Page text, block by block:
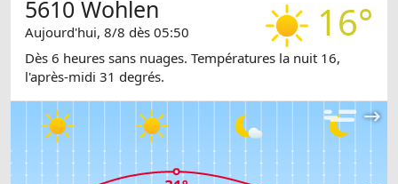
16°
5610 Wohlen
Aujourd'hui, 8/8 dès 05:50
Dès 6 heures sans nuages. Températures la nuit 16,
l'après-midi 31 degrés.